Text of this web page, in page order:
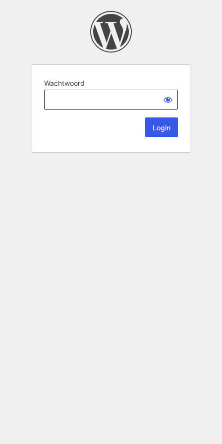
Wachtwoord